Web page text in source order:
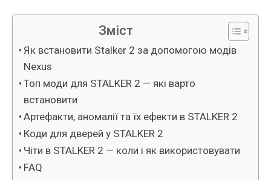
Зміст
Як встановити Stalker 2 за допомогою модів
Nexus
Топ моди для STALKER 2 — які варто
встановити
Артефакти, аномалії та їх ефекти в STALKER 2
Коди для дверей у STALKER 2
Чіти в STALKER 2 — коли і як використовувати
FAQ